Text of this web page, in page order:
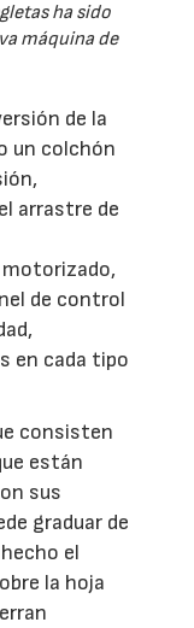
ha sido
máquina de
de la
un colchón
arrastre de
motorizado,
de control
en cada tipo
consisten
están
sus
graduar de
el
la hoja